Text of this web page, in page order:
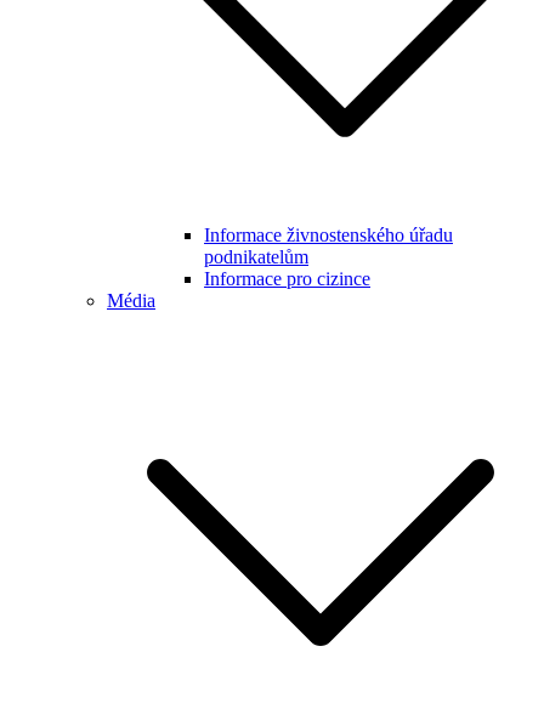
Informace živnostenského úřadu
podnikatelům
Informace pro cizince
Média